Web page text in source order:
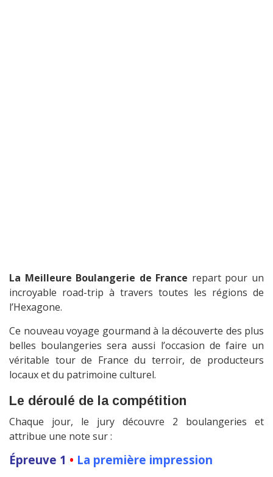
La Meilleure Boulangerie de France repart pour un
incroyable road-trip à travers toutes les régions de
l’Hexagone.
Ce nouveau voyage gourmand à la découverte des plus
belles boulangeries sera aussi l’occasion de faire un
véritable tour de France du terroir, de producteurs
locaux et du patrimoine culturel.
Le déroulé de la compétition
Chaque jour, le jury découvre 2 boulangeries et
attribue une note sur :
Épreuve 1 • La première impression